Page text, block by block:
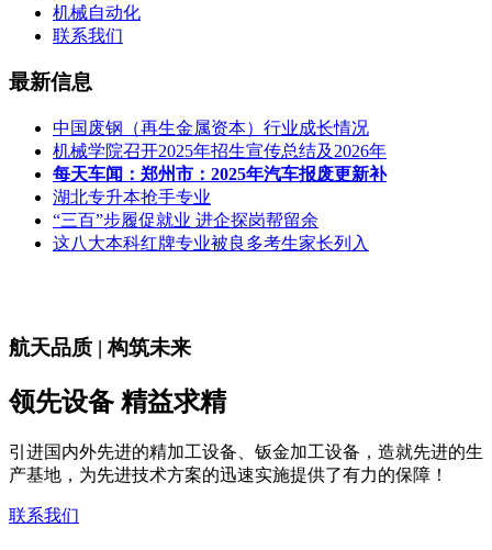
机械自动化
联系我们
最新信息
中国废钢（再生金属资本）行业成长情况
机械学院召开2025年招生宣传总结及2026年
每天车闻：郑州市：2025年汽车报废更新补
湖北专升本抢手专业
“三百”步履促就业 进企探岗帮留余
这八大本科红牌专业被良多考生家长列入
航天品质 | 构筑未来
领先设备 精益求精
引进国内外先进的精加工设备、钣金加工设备，造就先进的生
产基地，为先进技术方案的迅速实施提供了有力的保障！
联系我们